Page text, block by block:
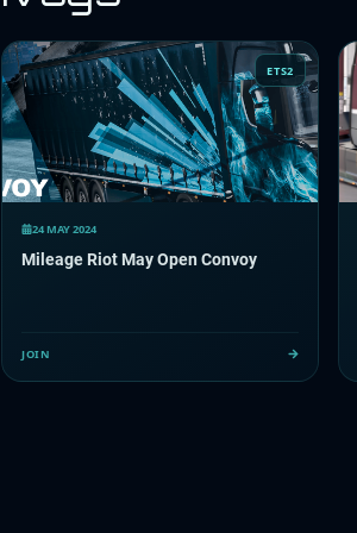
ETS2
24 MAY 2024
Mileage Riot May Open Convoy
JOIN